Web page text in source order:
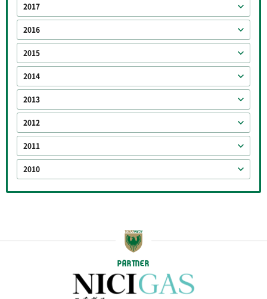
2017
2016
2015
2014
2013
2012
2011
2010
PARTNER